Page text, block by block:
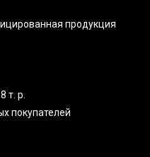
продукция
т. р.
покупателей